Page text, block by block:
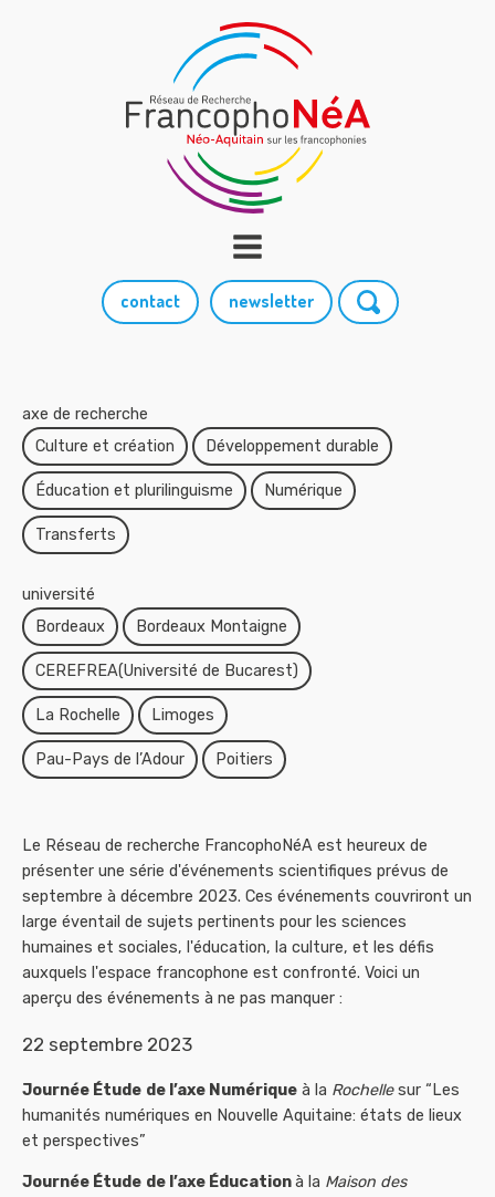
contact newsletter
axe de recherche
Culture et création
Développement durable
Éducation et plurilinguisme Numérique
Transferts
université
Bordeaux
Bordeaux Montaigne
CEREFREA(Université de Bucarest)
La Rochelle Limoges
Pau-Pays de l’Adour Poitiers
Le Réseau de recherche FrancophoNéA est heureux de
présenter une série d'événements scientifiques prévus de
septembre à décembre 2023. Ces événements couvriront un
large éventail de sujets pertinents pour les sciences
humaines et sociales, l'éducation, la culture, et les défis
auxquels l'espace francophone est confronté. Voici un
aperçu des événements à ne pas manquer :
22 septembre 2023
Journée Étude de l’axe Numérique à la Rochellesur “Les
humanités numériques en Nouvelle Aquitaine: états de lieux
et perspectives”
Journée Étude de l’axe Éducationà la Maison des